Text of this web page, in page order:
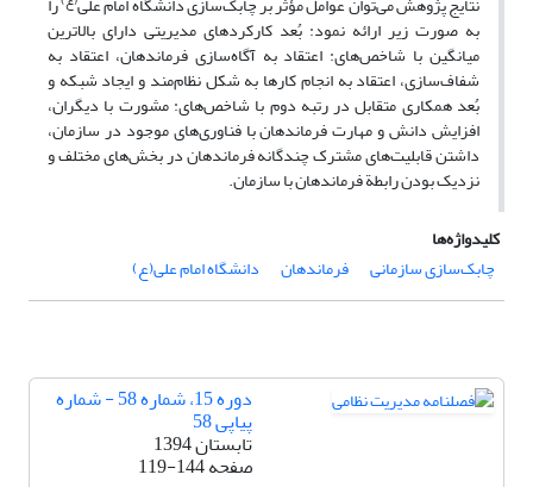
به صورت زیر ارائه نمود: بُعد کارکردهای مدیریتی دارای بالاترین
میانگین با شاخص‌های: اعتقاد به آگاه‌سازی فرماندهان، اعتقاد به
شفاف‌سازی، اعتقاد به انجام کارها به شکل نظام‌مند و ایجاد شبکه و
بُعد همکاری متقابل در رتبه دوم با شاخص‌های: مشورت با دیگران،
افزایش دانش و مهارت فرماندهان با فناوری‌های موجود در سازمان،
داشتن قابلیت‌های مشترک چندگانه فرماندهان در بخش‌های مختلف و
نزدیک بودن رابطة فرماندهان با سازمان.
کلیدواژه‌ها
چابک‌سازی سازمانی
فرماندهان دانشگاه امام علی(ع)
دوره 15، شماره 58 - شماره
پیاپی 58
تابستان 1394
صفحه119-144